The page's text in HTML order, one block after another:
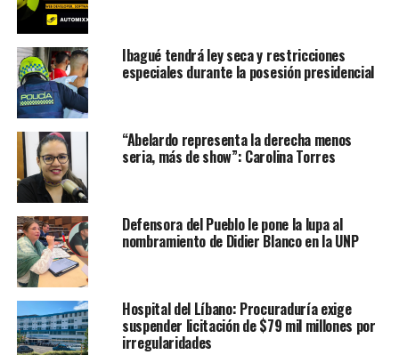
Ibagué tendrá ley seca y restricciones
especiales durante la posesión presidencial
“Abelardo representa la derecha menos
seria, más de show”: Carolina Torres
Defensora del Pueblo le pone la lupa al
nombramiento de Didier Blanco en la UNP
Hospital del Líbano: Procuraduría exige
suspender licitación de $79 mil millones por
irregularidades